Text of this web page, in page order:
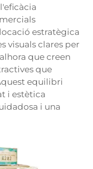
estratègica
visuals clares per
que creen
que
equilibri
i estètica
i una